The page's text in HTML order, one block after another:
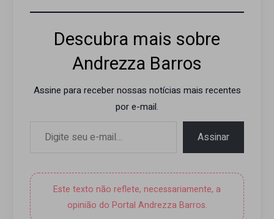
Descubra mais sobre
Andrezza Barros
Assine para receber nossas notícias mais recentes
por e-mail.
Assinar
Este texto não reflete, necessariamente, a
opinião do Portal Andrezza Barros.